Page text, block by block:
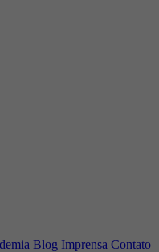
Blog Imprensa Contato